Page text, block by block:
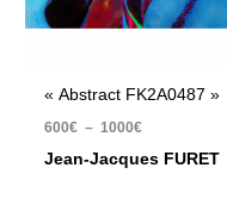
« Abstract FK2A0487 »
600€ – 1000€
Jean-Jacques FURET